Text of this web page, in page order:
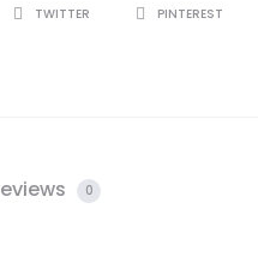
TWITTER PINTEREST
0